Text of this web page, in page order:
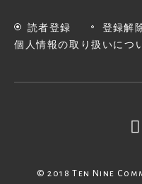
読者登録
登録解
個人情報の取り扱いにつ
© 2018 Ten Nine